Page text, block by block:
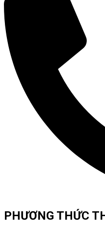
PHƯƠNG THỨC